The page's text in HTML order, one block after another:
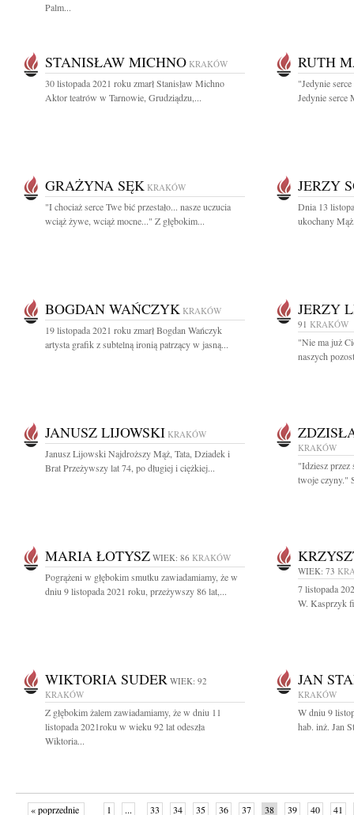
Palm...
STANISŁAW MICHNO KRAKÓW
30 listopada 2021 roku zmarł Stanisław Michno
Aktor teatrów w Tarnowie, Grudziądzu,...
RUTH
"Jedynie
Jedynie serce
GRAŻYNA SĘK KRAKÓW
"I chociaż serce Twe bić przestało... nasze uczucia
wciąż żywe, wciąż mocne..." Z głębokim...
JERZY
Dnia 13
ukochany
BOGDAN WAŃCZYK KRAKÓW
19 listopada 2021 roku zmarł Bogdan Wańczyk
artysta grafik z subtelną ironią patrzący w jasną...
JERZY
91 KRAKÓW
"Nie ma już
naszych
JANUSZ LIJOWSKI KRAKÓW
Janusz Lijowski Najdroższy Mąż, Tata, Dziadek i
Brat Przeżywszy lat 74, po długiej i ciężkiej...
KRAKÓW
"Idziesz przez
twoje czyny."
MARIA ŁOTYSZ WIEK: 86 KRAKÓW
Pogrążeni w głębokim smutku zawiadamiamy, że w
dniu 9 listopada 2021 roku, przeżywszy 86 lat,...
WIEK: 73
7 listopada
W. Kasprzyk
WIKTORIA SUDER WIEK: 92
KRAKÓW
Z głębokim żalem zawiadamiamy, że w dniu 11
listopada 2021roku w wieku 92 lat odeszła
Wiktoria...
JAN
KRAKÓW
W dniu 9
hab. inż. Jan
« poprzednie 1 ... 33 34 35 36 37 38 39 40 41